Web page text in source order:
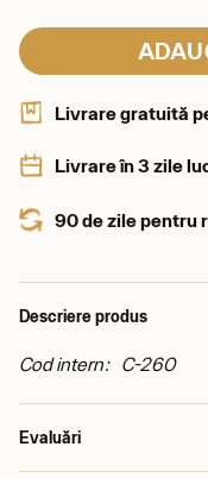
Livrare gratuită
Livrare în 3 zile
90 de zile pentru
Descriere produs
Cod intern: C-260
Evaluări